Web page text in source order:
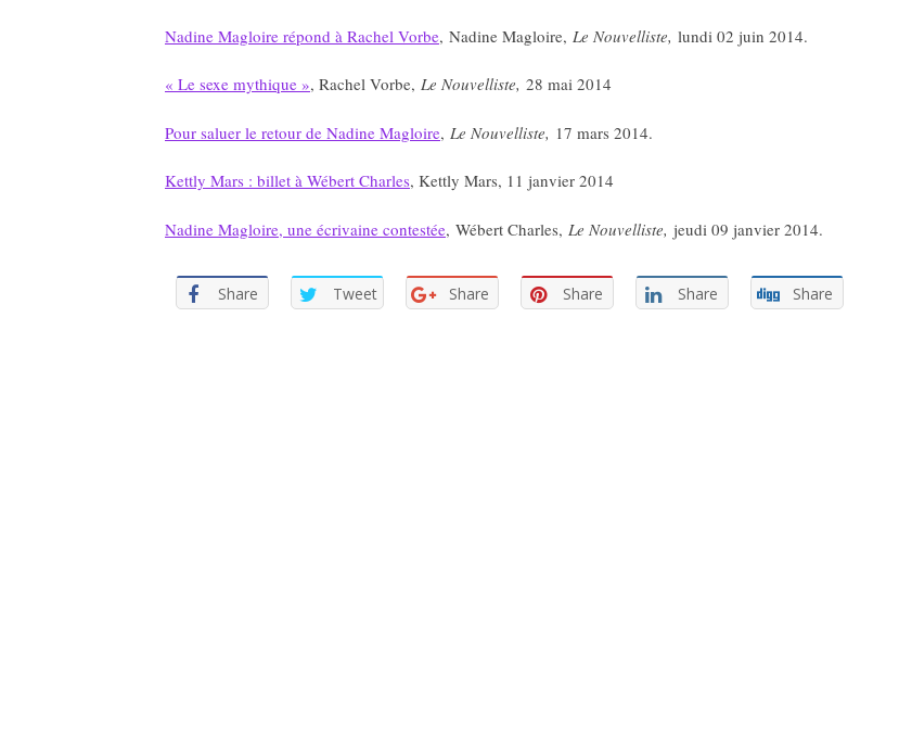
Nadine Magloire répond à Rachel Vorbe, Nadine Magloire, Le Nouvelliste, lundi 02 juin 2014.
« Le sexe mythique », Rachel Vorbe, Le Nouvelliste, 28 mai 2014
Pour saluer le retour de Nadine Magloire, Le Nouvelliste, 17 mars 2014.
Kettly Mars : billet à Wébert Charles, Kettly Mars, 11 janvier 2014
Nadine Magloire, une écrivaine contestée, Wébert Charles, Le Nouvelliste, jeudi 09 janvier 2014.
Share Tweet Share Share Share Share